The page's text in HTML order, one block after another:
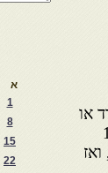
או
1492
א
1
8
15
22